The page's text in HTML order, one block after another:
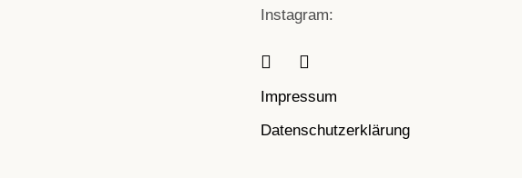
Instagram:
Impressum
Datenschutzerklärung